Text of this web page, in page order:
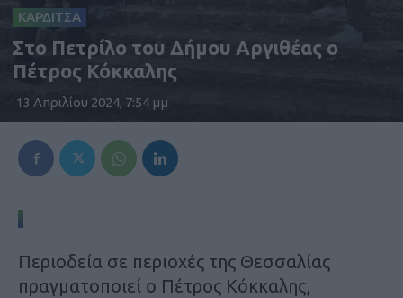
ΚΑΡΔΙΤΣΑ
Στο Πετρίλο του Δήμου Αργιθέας ο
Πέτρος Κόκκαλης
13 Απριλίου 2024, 7:54 μμ
Περιοδεία σε περιοχές της Θεσσαλίας
πραγματοποιεί ο Πέτρος Κόκκαλης,